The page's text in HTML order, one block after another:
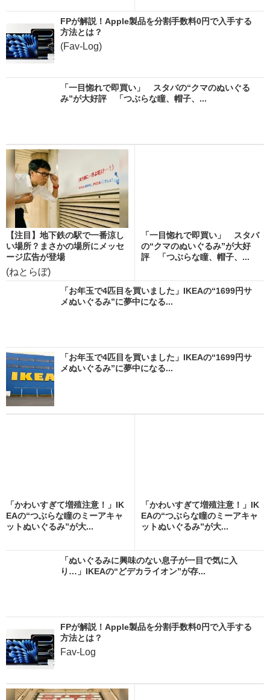
FPが解説！Apple製品を分割手数料0円で入手する
方法とは？
(Fav-Log)
「一目惚れで即買い」 スタバの“クマのぬいぐる
み”が大好評 「つぶらな瞳、帽子、...
【注目】地下鉄の駅で一番涼し
い場所？まさかの場所にメッセ
ージ広告が登場
(ねとらぼ)
「一目惚れで即買い」 スタバ
の“クマのぬいぐるみ”が大好
評 「つぶらな瞳、帽子、...
「お年玉で4匹目を買いました」IKEAの“1699円サ
メぬいぐるみ”に夢中になる...
「お年玉で4匹目を買いました」IKEAの“1699円サ
メぬいぐるみ”に夢中になる...
「かわいすぎて増殖注意！」IK
EAの“つぶらな瞳のミーアキャ
ットぬいぐるみ”が大...
「かわいすぎて増殖注意！」IK
EAの“つぶらな瞳のミーアキャ
ットぬいぐるみ”が大...
「ぬいぐるみに興味のない息子が一目で気に入
り…」IKEAの“どデカライオン”が存...
FPが解説！Apple製品を分割手数料0円で入手する
方法とは？
Fav-Log